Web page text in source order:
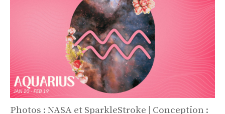
Photos : NASA et SparkleStroke | Conception :